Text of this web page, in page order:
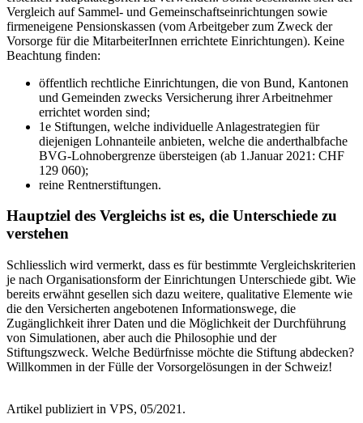
Vergleich auf Sammel- und Gemeinschaftseinrichtungen sowie
firmeneigene Pensionskassen (vom Arbeitgeber zum Zweck der
Vorsorge für die MitarbeiterInnen errichtete Einrichtungen). Keine
Beachtung finden:
öffentlich rechtliche Einrichtungen, die von Bund, Kantonen
und Gemeinden zwecks Versicherung ihrer Arbeitnehmer
errichtet worden sind;
1e Stiftungen, welche individuelle Anlagestrategien für
diejenigen Lohnanteile anbieten, welche die anderthalbfache
BVG-Lohnobergrenze übersteigen (ab 1.Januar 2021: CHF
129 060);
reine Rentnerstiftungen.
Hauptziel des Vergleichs ist es, die Unterschiede zu
verstehen
Schliesslich wird vermerkt, dass es für bestimmte Vergleichskriterien
je nach Organisationsform der Einrichtungen Unterschiede gibt. Wie
bereits erwähnt gesellen sich dazu weitere, qualitative Elemente wie
die den Versicherten angebotenen Informationswege, die
Zugänglichkeit ihrer Daten und die Möglichkeit der Durchführung
von Simulationen, aber auch die Philosophie und der
Stiftungszweck. Welche Bedürfnisse möchte die Stiftung abdecken?
Willkommen in der Fülle der Vorsorgelösungen in der Schweiz!
Artikel publiziert in VPS, 05/2021.